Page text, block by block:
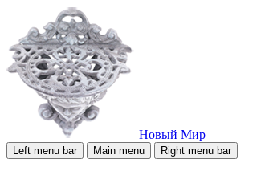
Новый Мир
Left menu bar Main menu Right menu bar